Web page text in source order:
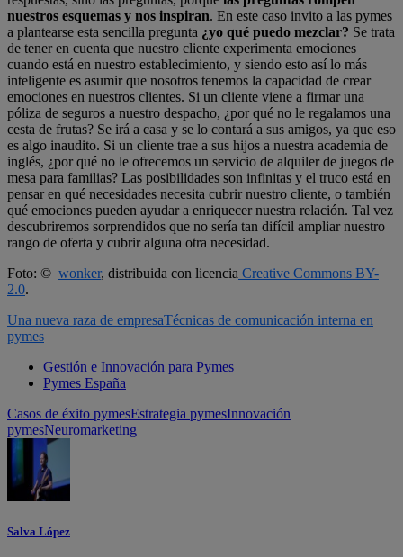
nuestros esquemas y nos inspiran. En este caso invito a las pymes
a plantearse esta sencilla pregunta ¿yo qué puedo mezclar? Se trata
de tener en cuenta que nuestro cliente experimenta emociones
cuando está en nuestro establecimiento, y siendo esto así lo más
inteligente es asumir que nosotros tenemos la capacidad de crear
emociones en nuestros clientes. Si un cliente viene a firmar una
póliza de seguros a nuestro despacho, ¿por qué no le regalamos una
cesta de frutas? Se irá a casa y se lo contará a sus amigos, ya que eso
es algo inaudito. Si un cliente trae a sus hijos a nuestra academia de
inglés, ¿por qué no le ofrecemos un servicio de alquiler de juegos de
mesa para familias? Las posibilidades son infinitas y el truco está en
pensar en qué necesidades necesita cubrir nuestro cliente, o también
qué emociones pueden ayudar a enriquecer nuestra relación. Tal vez
descubriremos sorprendidos que no sería tan difícil ampliar nuestro
rango de oferta y cubrir alguna otra necesidad.
Foto: © wonker, distribuida con licencia Creative Commons BY-
2.0.
Una nueva raza de empresaTécnicas de comunicación interna en
pymes
Gestión e Innovación para Pymes
Pymes España
Casos de éxito pymesEstrategia pymesInnovación
pymesNeuromarketing
Salva López